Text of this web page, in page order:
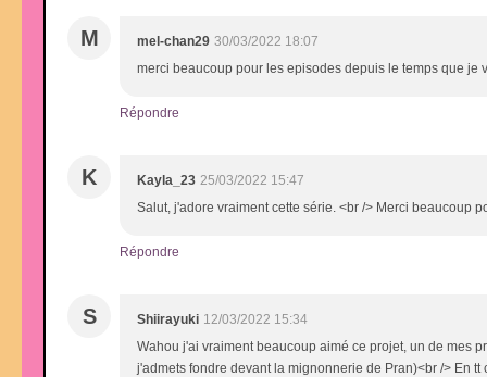
M mel-chan29 30/03/2022 18:07
merci beaucoup pour les episodes depuis le temps que je
Répondre
K Kayla_23 25/03/2022 15:47
Salut, j'adore vraiment cette série. <br /> Merci beaucoup
Répondre
S Shiirayuki 12/03/2022 15:34
Wahou j'ai vraiment beaucoup aimé ce projet, un de mes
j'admets fondre devant la mignonnerie de Pran)<br /> En